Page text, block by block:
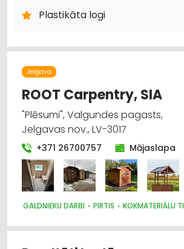
Plastikāta logi
Jelgava
ROOT Carpentry, SIA
"Plēsumi", Valgundes pagasts,
Jelgavas nov., LV-3017
+371 26700757 Mājaslapa
GALDNIEKU DARBI PIRTIS KOKMATERIĀLU